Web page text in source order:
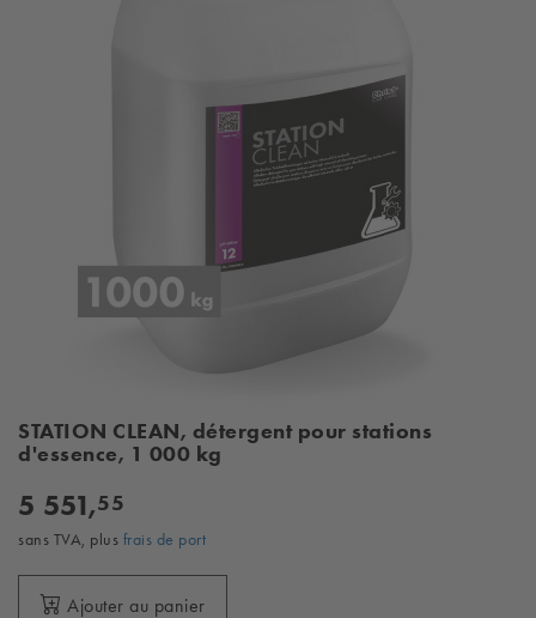
STATION CLEAN, détergent pour stations
d'essence, 1 000 kg
5 551,55
sans TVA, plus frais de port
Ajouter au panier